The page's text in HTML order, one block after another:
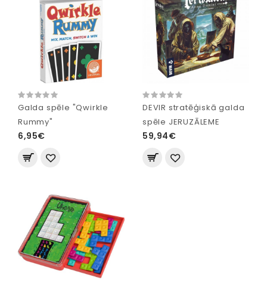
Galda spēle "Qwirkle
Rummy"
6,95€
DEVIR stratēģiskā galda
spēle JERUZĀLEME
59,94€